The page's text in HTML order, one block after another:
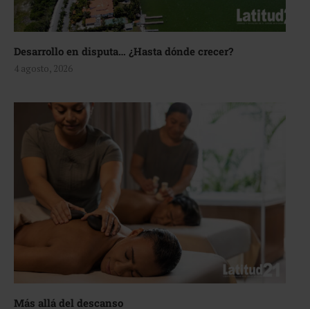
Desarrollo en disputa… ¿Hasta dónde crecer?
4 agosto, 2026
Más allá del descanso